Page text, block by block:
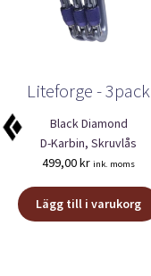
Liteforge - 3pack
Black Diamond
D-Karbin, Skruvlås
499,00kr ink. moms
Lägg till i varukorg